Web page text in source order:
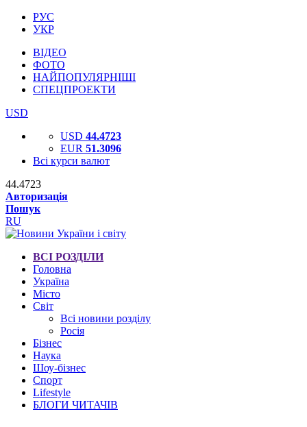
РУС
УКР
ВІДЕО
ФОТО
НАЙПОПУЛЯРНІШІ
СПЕЦПРОЕКТИ
USD
USD 44.4723
EUR 51.3096
Всі курси валют
44.4723
Авторизація
Пошук
RU
ВСІ РОЗДІЛИ
Головна
Україна
Місто
Світ
Всі новини розділу
Росія
Бізнес
Наука
Шоу-бізнес
Спорт
Lifestyle
БЛОГИ ЧИТАЧІВ